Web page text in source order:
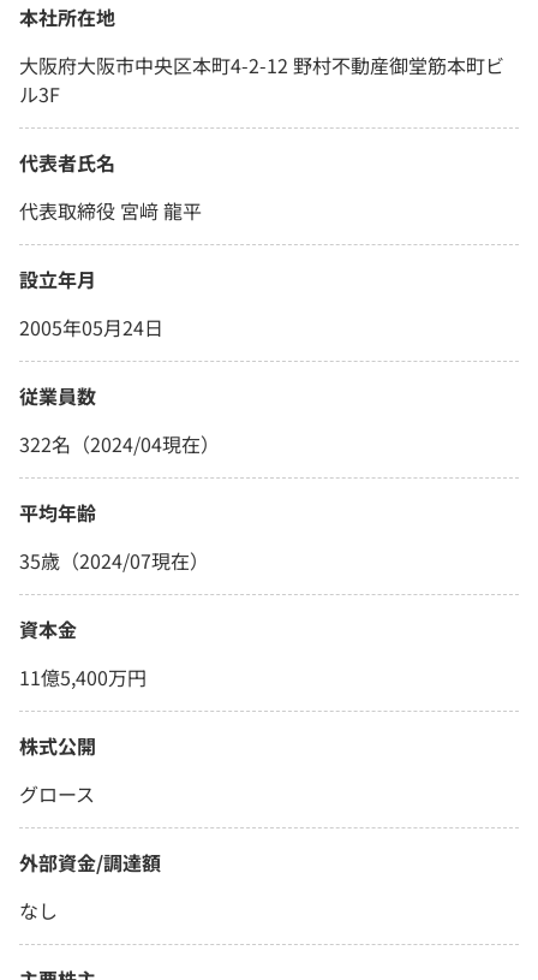
本社所在地
大阪府大阪市中央区本町4-2-12 野村不動産御堂筋本町ビ
ル3F
代表者氏名
代表取締役 宮﨑 龍平
設立年月
2005年05月24日
従業員数
322名（2024/04現在）
平均年齢
35歳（2024/07現在）
資本金
11億5,400万円
株式公開
グロース
外部資金/調達額
なし